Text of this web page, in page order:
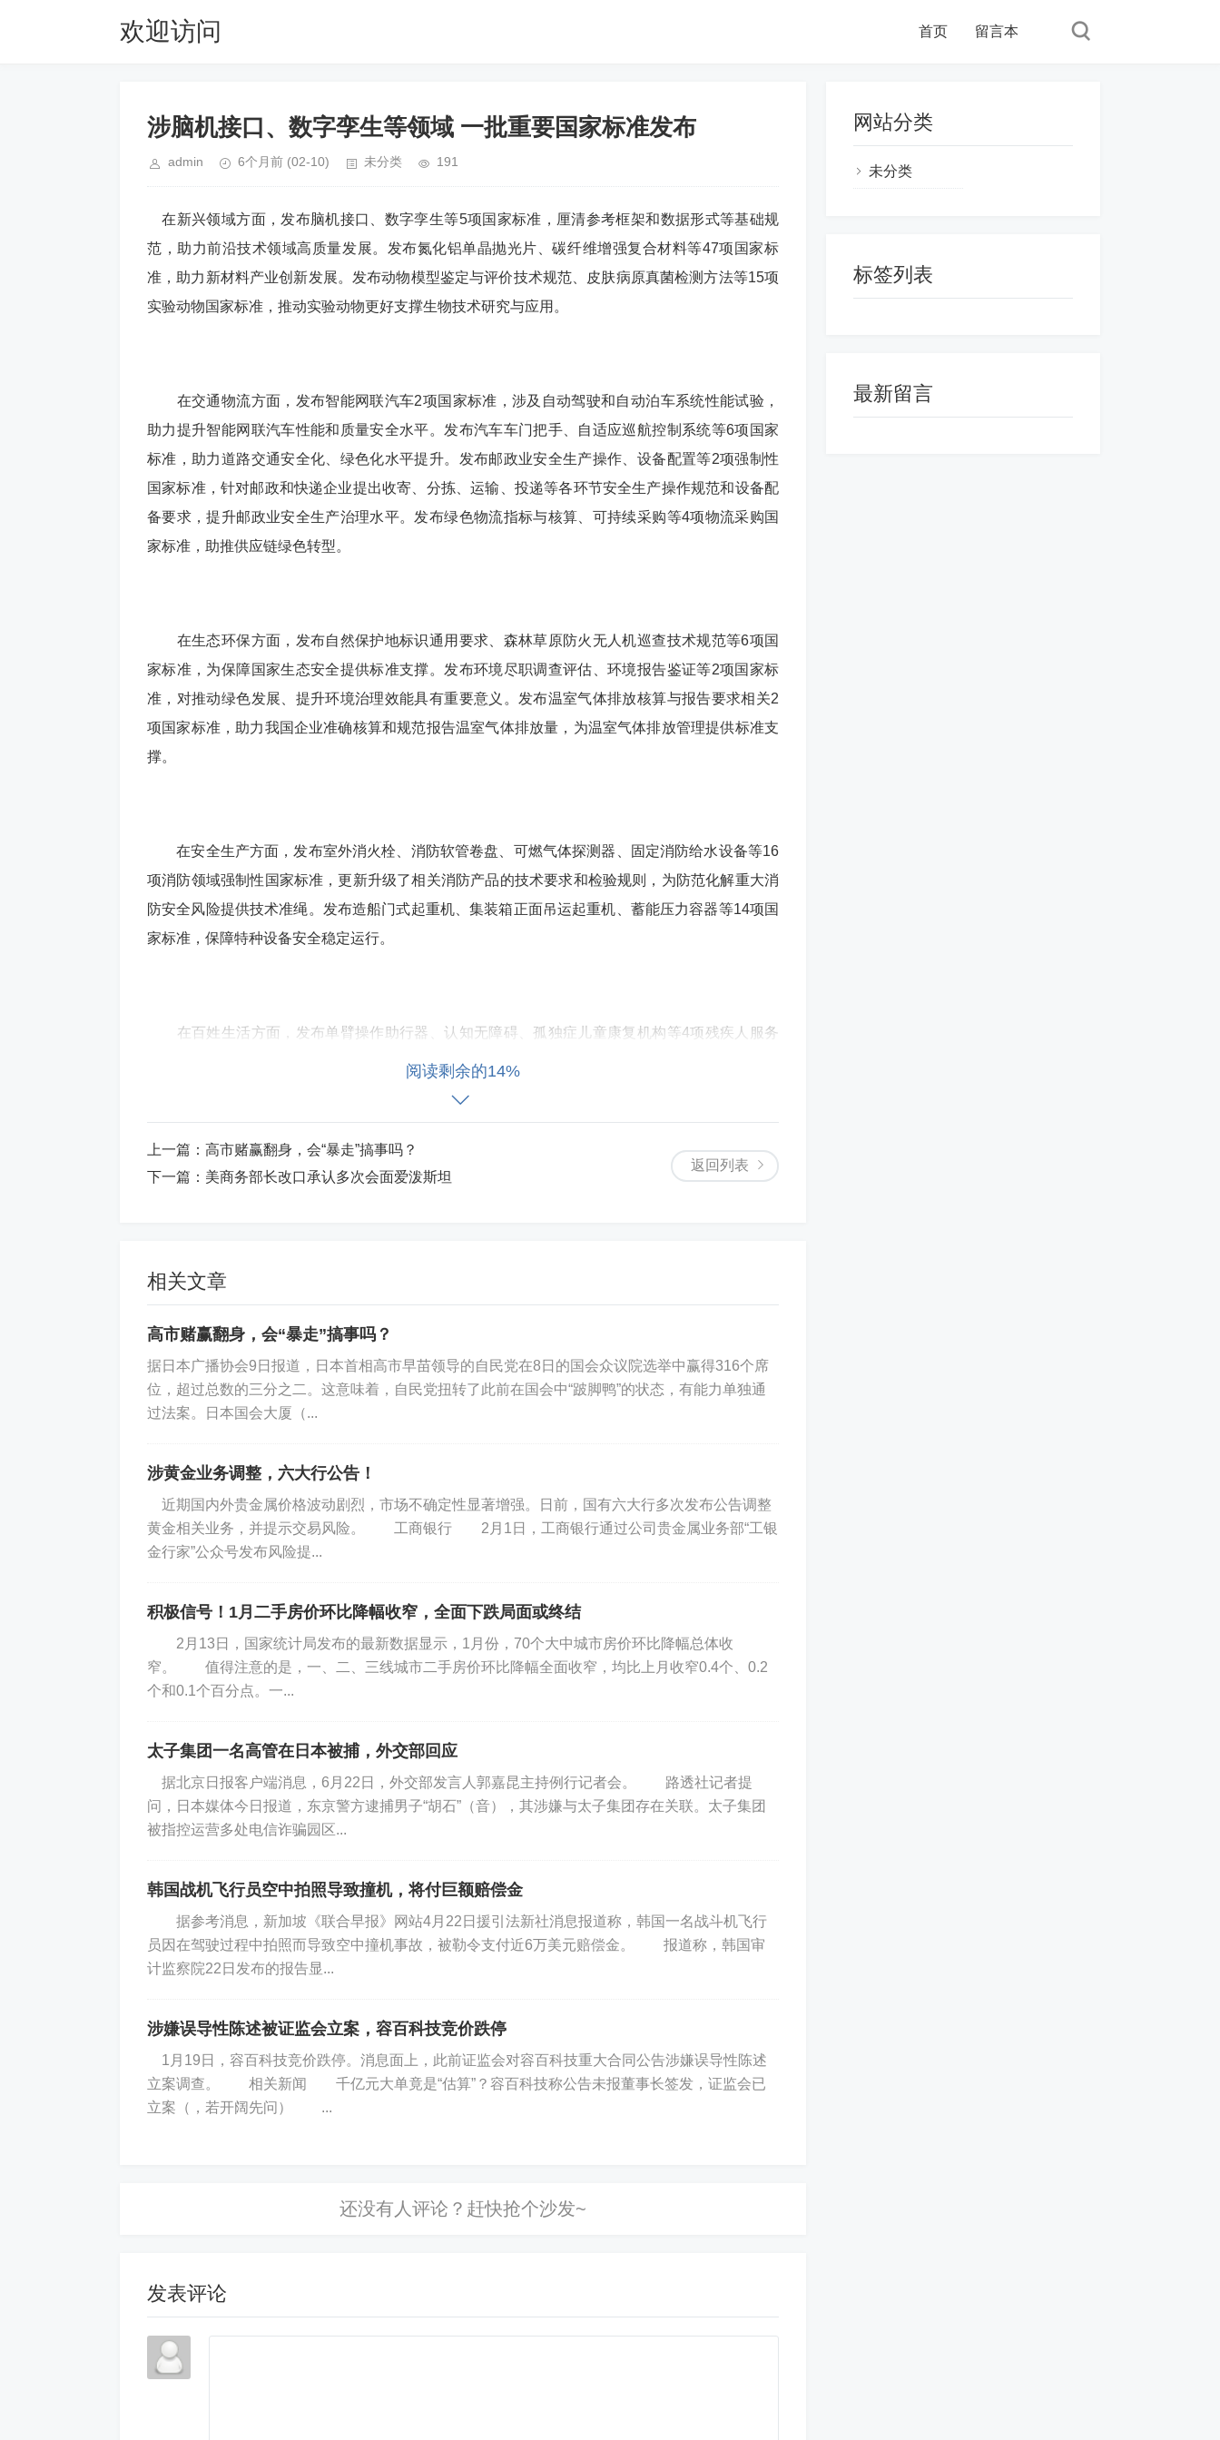
欢迎访问 首页 留言本
涉脑机接口、数字孪生等领域 一批重要国家标准发布
admin 6个月前 (02-10) 未分类 191
在新兴领域方面，发布脑机接口、数字孪生等5项国家标准，厘清参考框架和数据形式等基础规
范，助力前沿技术领域高质量发展。发布氮化铝单晶抛光片、碳纤维增强复合材料等47项国家标
准，助力新材料产业创新发展。发布动物模型鉴定与评价技术规范、皮肤病原真菌检测方法等15项
实验动物国家标准，推动实验动物更好支撑生物技术研究与应用。
在交通物流方面，发布智能网联汽车2项国家标准，涉及自动驾驶和自动泊车系统性能试验，
助力提升智能网联汽车性能和质量安全水平。发布汽车车门把手、自适应巡航控制系统等6项国家
标准，助力道路交通安全化、绿色化水平提升。发布邮政业安全生产操作、设备配置等2项强制性
国家标准，针对邮政和快递企业提出收寄、分拣、运输、投递等各环节安全生产操作规范和设备配
备要求，提升邮政业安全生产治理水平。发布绿色物流指标与核算、可持续采购等4项物流采购国
家标准，助推供应链绿色转型。
在生态环保方面，发布自然保护地标识通用要求、森林草原防火无人机巡查技术规范等6项国
家标准，为保障国家生态安全提供标准支撑。发布环境尽职调查评估、环境报告鉴证等2项国家标
准，对推动绿色发展、提升环境治理效能具有重要意义。发布温室气体排放核算与报告要求相关2
项国家标准，助力我国企业准确核算和规范报告温室气体排放量，为温室气体排放管理提供标准支
撑。
在安全生产方面，发布室外消火栓、消防软管卷盘、可燃气体探测器、固定消防给水设备等16
项消防领域强制性国家标准，更新升级了相关消防产品的技术要求和检验规则，为防范化解重大消
防安全风险提供技术准绳。发布造船门式起重机、集装箱正面吊运起重机、蓄能压力容器等14项国
家标准，保障特种设备安全稳定运行。
在百姓生活方面，发布单臂操作助行器、认知无障碍、孤独症儿童康复机构等4项残疾人服务
国家标准，促进康复辅助器具质量提升与服务规范化，提升残疾人、老年人及特殊儿童等重点群体
求等8项国家标准，对医学实验、医疗器械生产制造等行为进行规范。
阅读剩余的14%
返回列表
上一篇： 高市赌赢翻身，会“暴走”搞事吗？
下一篇： 美商务部长改口承认多次会面爱泼斯坦
相关文章
高市赌赢翻身，会“暴走”搞事吗？
据日本广播协会9日报道，日本首相高市早苗领导的自民党在8日的国会众议院选举中赢得316个席
位，超过总数的三分之二。这意味着，自民党扭转了此前在国会中“跛脚鸭”的状态，有能力单独通
过法案。日本国会大厦（...
涉黄金业务调整，六大行公告！
近期国内外贵金属价格波动剧烈，市场不确定性显著增强。日前，国有六大行多次发布公告调整
黄金相关业务，并提示交易风险。 工商银行 2月1日，工商银行通过公司贵金属业务部“工银
金行家”公众号发布风险提...
积极信号！1月二手房价环比降幅收窄，全面下跌局面或终结
2月13日，国家统计局发布的最新数据显示，1月份，70个大中城市房价环比降幅总体收
窄。 值得注意的是，一、二、三线城市二手房价环比降幅全面收窄，均比上月收窄0.4个、0.2
个和0.1个百分点。一...
太子集团一名高管在日本被捕，外交部回应
据北京日报客户端消息，6月22日，外交部发言人郭嘉昆主持例行记者会。 路透社记者提
问，日本媒体今日报道，东京警方逮捕男子“胡石”（音），其涉嫌与太子集团存在关联。太子集团
被指控运营多处电信诈骗园区...
韩国战机飞行员空中拍照导致撞机，将付巨额赔偿金
据参考消息，新加坡《联合早报》网站4月22日援引法新社消息报道称，韩国一名战斗机飞行
员因在驾驶过程中拍照而导致空中撞机事故，被勒令支付近6万美元赔偿金。 报道称，韩国审
计监察院22日发布的报告显...
涉嫌误导性陈述被证监会立案，容百科技竞价跌停
1月19日，容百科技竞价跌停。消息面上，此前证监会对容百科技重大合同公告涉嫌误导性陈述
立案调查。 相关新闻 千亿元大单竟是“估算”？容百科技称公告未报董事长签发，证监会已
立案（，若开阔先问） ...
发表评论
网站分类
未分类
标签列表
最新留言